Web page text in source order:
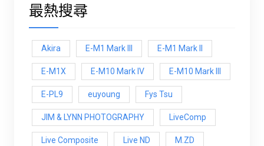
最熱搜尋
Akira E-M1 Mark III E-M1 Mark ll
E-M1X E-M10 Mark IV E-M10 Mark lll
E-PL9 euyoung Fys Tsu
JIM & LYNN PHOTOGRAPHY LiveComp
Live Composite Live ND M.ZD